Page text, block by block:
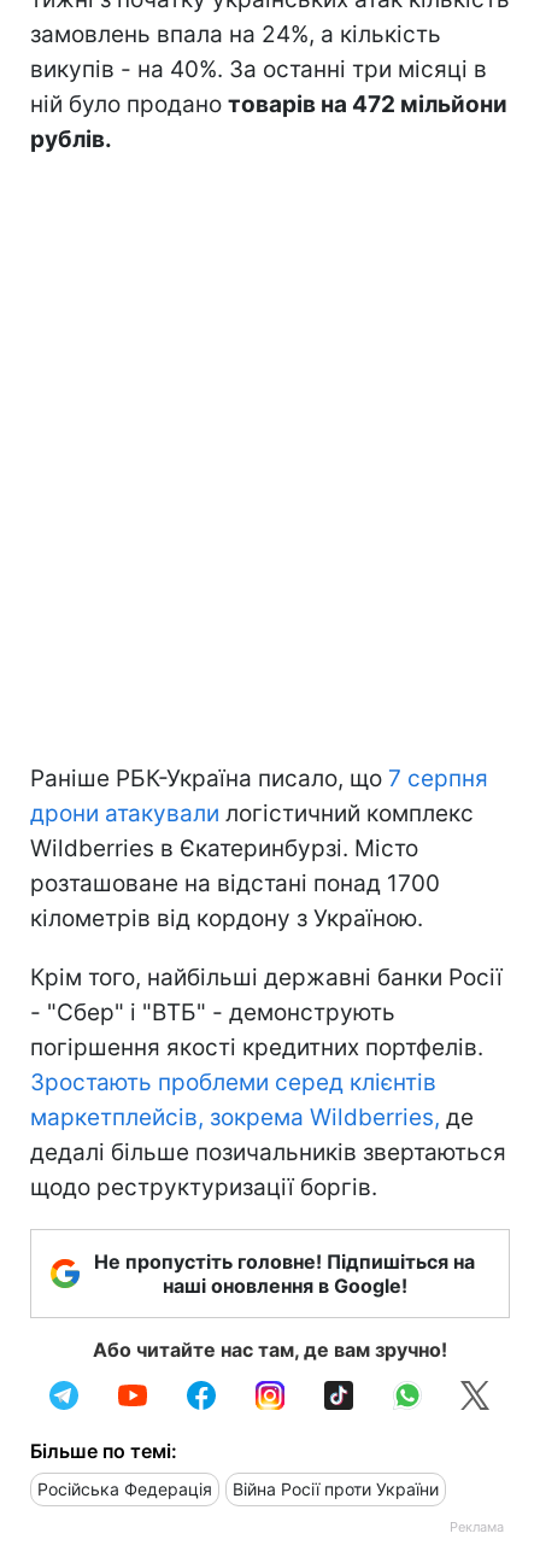
замовлень впала на 24%, а кількість
викупів - на 40%. За останні три місяці в
ній було продано товарів на 472 мільйони
рублів.
Раніше РБК-Україна писало, що 7 серпня
дрони атакували логістичний комплекс
Wildberries в Єкатеринбурзі. Місто
розташоване на відстані понад 1700
кілометрів від кордону з Україною.
Крім того, найбільші державні банки Росії
- "Сбер" і "ВТБ" - демонструють
погіршення якості кредитних портфелів.
Зростають проблеми серед клієнтів
маркетплейсів, зокрема Wildberries, де
дедалі більше позичальників звертаються
щодо реструктуризації боргів.
Не пропустіть головне! Підпишіться на
наші оновлення в Google!
Або читайте нас там, де вам зручно!
Більше по темі:
Російська Федерація Війна Росії проти України